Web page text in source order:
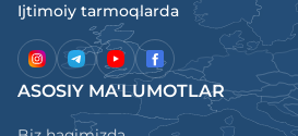
Ijtimoiy tarmoqlarda
ASOSIY MA'LUMOTLAR